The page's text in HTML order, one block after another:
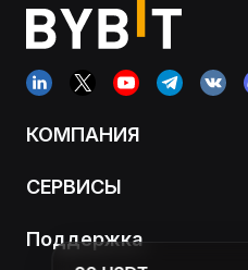
КОМПАНИЯ
СЕРВИСЫ
Поддержка